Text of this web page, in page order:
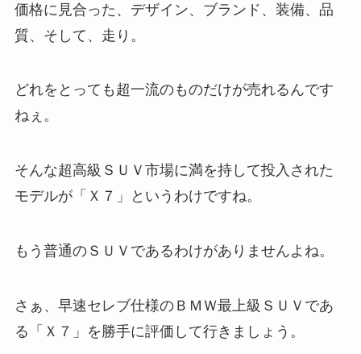
価格に見合った、デザイン、ブランド、装備、品
質、そして、走り。
どれをとっても超一流のものだけが売れるんです
ねぇ。
そんな超高級ＳＵＶ市場に満を持して投入された
モデルが「Ｘ７」というわけですね。
もう普通のＳＵＶであるわけがありませんよね。
さぁ、早速セレブ仕様のＢＭＷ最上級ＳＵＶであ
る「Ｘ７」を勝手に評価して行きましょう。